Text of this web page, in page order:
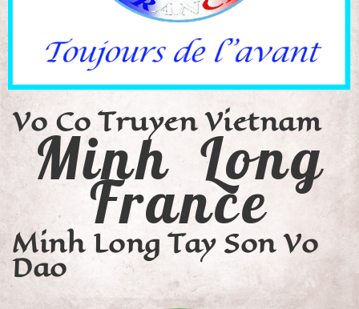
Vo Co Truyen Vietnam
Minh Long
France
Minh Long Tay Son Vo
Dao